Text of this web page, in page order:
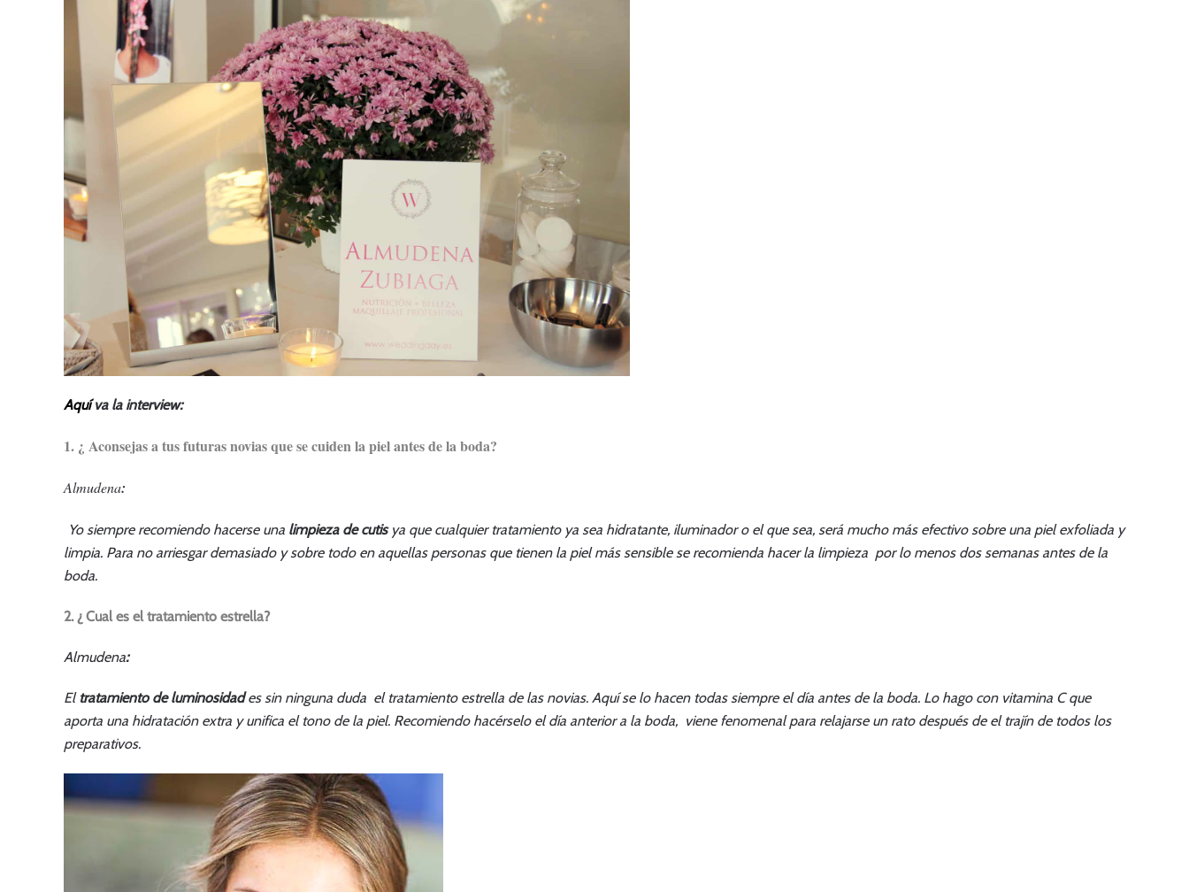
Aquíva la interview:
1. ¿ Aconsejas a tus futuras novias que se cuiden la piel antes de la boda?
Almudena:
Yo siempre recomiendo hacerse una limpieza de cutisya que cualquier tratamiento ya sea hidratante, iluminador o el que sea, será mucho más efectivo sobre una piel exfoliada y
limpia. Para no arriesgar demasiado y sobre todo en aquellas personas que tienen la piel más sensible se recomienda hacer la limpieza por lo menos dos semanas antes de la
boda.
2. ¿ Cual es el tratamiento estrella?
Almudena:
El tratamiento de luminosidades sin ninguna duda el tratamiento estrella de las novias. Aquí se lo hacen todas siempre el día antes de la boda. Lo hago con vitamina C que
aporta una hidratación extra y unifica el tono de la piel. Recomiendo hacérselo el día anterior a la boda, viene fenomenal para relajarse un rato después de el trajín de todos los
preparativos.